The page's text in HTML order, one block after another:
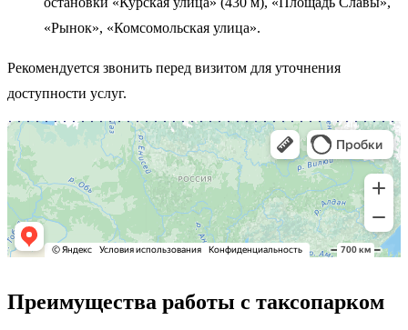
«Рынок», «Комсомольская улица».
Рекомендуется звонить перед визитом для уточнения
доступности услуг.
Преимущества работы с таксопарком